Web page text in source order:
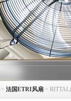
> 法国ETRI风扇 >